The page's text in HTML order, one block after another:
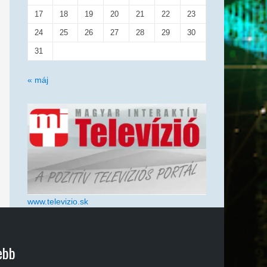
17 18 19 20 21 22 23
24 25 26 27 28 29 30
31
« máj
www.televizio.sk